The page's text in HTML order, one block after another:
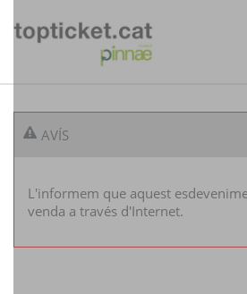
CA ES
RECINTES
ESDEVENIMENTS
AVÍS
L'informem que aquest
venda a través d'Internet.